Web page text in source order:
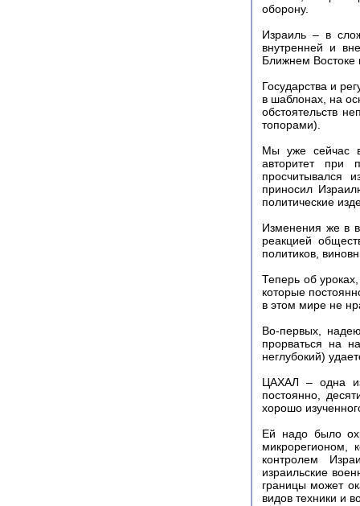
оборону.
Израиль – в
внутренней и
Ближнем Востоке
Государства и
в шаблонах, на
обстоятельств
топорами).
Мы уже сейчас
авторитет при
просчитывался
приносил
политические
Изменения же в
реакцией
политиков,
Теперь об
которые
в этом мире не
Во-первых,
прорваться на
неглубокий)
ЦАХАЛ – одна
постоянно,
хорошо
Ей надо было
микрорегионом,
контролем
израильские
границы может
видов техники и